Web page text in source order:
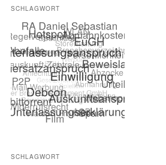
SCHLAGWORT
SCHLAGWORT